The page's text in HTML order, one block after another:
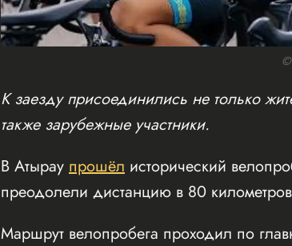
©
К заезду присоединились не только
также зарубежные участники.
В Атырау прошёл исторический
преодолели дистанцию в 80
Маршрут велопробега проходил по